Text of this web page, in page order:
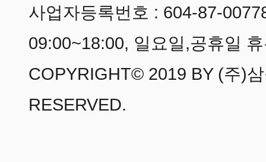
사업자등록번호 : 604-87-
09:00~18:00, 일요일,공휴일
COPYRIGHT© 2019 BY (주)
RESERVED.